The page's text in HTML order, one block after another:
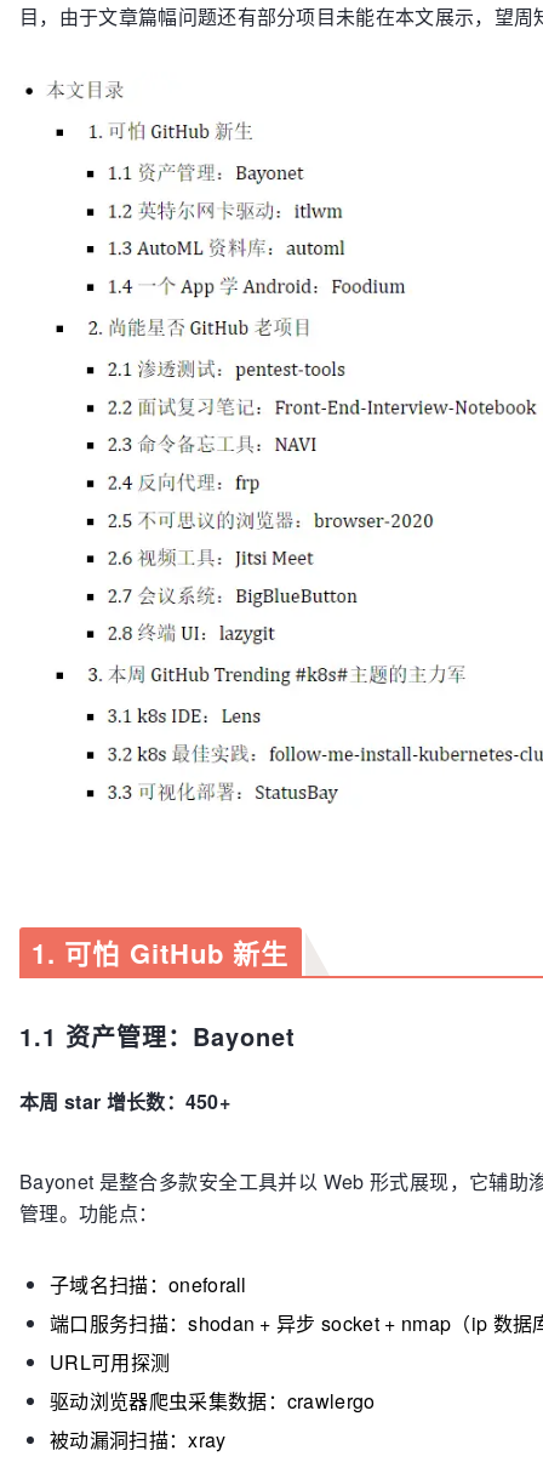
目，由于文章篇幅问题还有部分项目未能在本文展示，望周
1. 可怕 GitHub 新生
1.1 资产管理：Bayonet
本周 star 增长数：450+
Bayonet 是整合多款安全工具并以 Web 形式展现，它辅助
管理。功能点：
子域名扫描：oneforall
端口服务扫描：shodan + 异步 socket + nmap（ip 数据
URL可用探测
驱动浏览器爬虫采集数据：crawlergo
被动漏洞扫描：xray